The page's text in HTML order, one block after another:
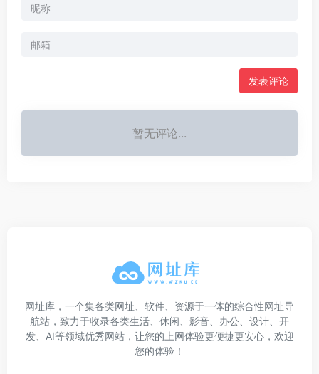
发表评论
暂无评论...
网址库，一个集各类网址、软件、资源于一体的综合性网址导
航站，致力于收录各类生活、休闲、影音、办公、设计、开
发、AI等领域优秀网站，让您的上网体验更便捷更安心，欢迎
您的体验！